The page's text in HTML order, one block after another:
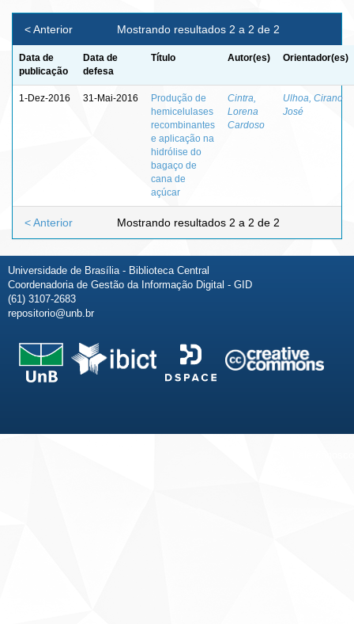
Mostrando resultados 2 a 2 de 2
< Anterior
Data de
publicação
Data de
defesa
Título Autor(es) Orientador(es)
1-Dez-2016 31-Mai-2016
Produção de
hemicelulases
recombinantes
e aplicação na
hidrólise do
bagaço de
cana de
açúcar
Cintra,
Lorena
Cardoso
Ulhoa, Cirano
José
Mostrando resultados 2 a 2 de 2
< Anterior
Universidade de Brasília - Biblioteca Central
Coordenadoria de Gestão da Informação Digital - GID
(61) 3107-2683
repositorio@unb.br